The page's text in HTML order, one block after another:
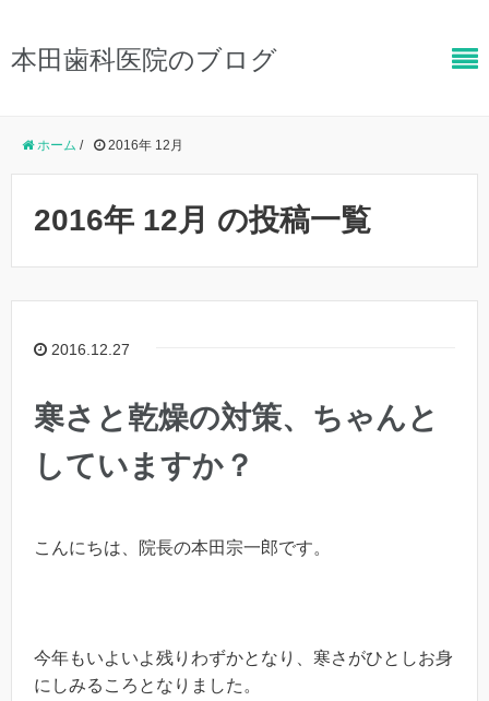
本田歯科医院のブログ
ホーム / 2016年 12月
2016年 12月 の投稿一覧
2016.12.27
寒さと乾燥の対策、ちゃんと
していますか？
こんにちは、院長の本田宗一郎です。
今年もいよいよ残りわずかとなり、寒さがひとしお身
にしみるころとなりました。